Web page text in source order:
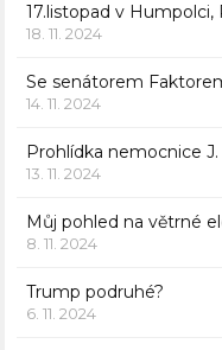
17.listopad v Humpolci,
18. 11. 2024
Se senátorem
14. 11. 2024
Prohlídka nemocnice
13. 11. 2024
Můj pohled na větrné
8. 11. 2024
Trump podruhé?
6. 11. 2024